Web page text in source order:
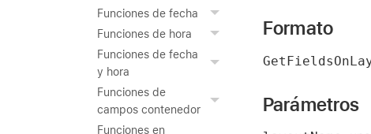
Funciones de fecha
Funciones de hora
Funciones de fecha
y hora
Funciones de
campos contenedor
Funciones en
Formato
Parámetros